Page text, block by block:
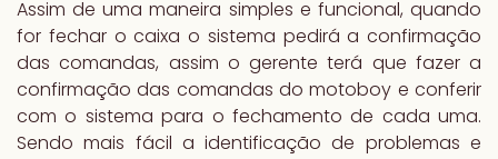
Assim de uma maneira simples e funcional, quando
for fechar o caixa o sistema pedirá a confirmação
das comandas, assim o gerente terá que fazer a
confirmação das comandas do motoboy e conferir
com o sistema para o fechamento de cada uma.
Sendo mais fácil a identificação de problemas e